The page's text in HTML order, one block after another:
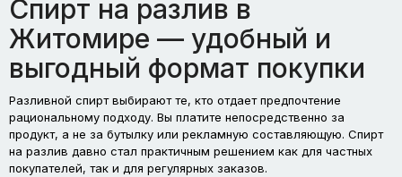
Спирт на разлив в
Житомире — удобный и
выгодный формат покупки
Разливной спирт выбирают те, кто отдает предпочтение
рациональному подходу. Вы платите непосредственно за
продукт, а не за бутылку или рекламную составляющую. Спирт
на разлив давно стал практичным решением как для частных
покупателей, так и для регулярных заказов.